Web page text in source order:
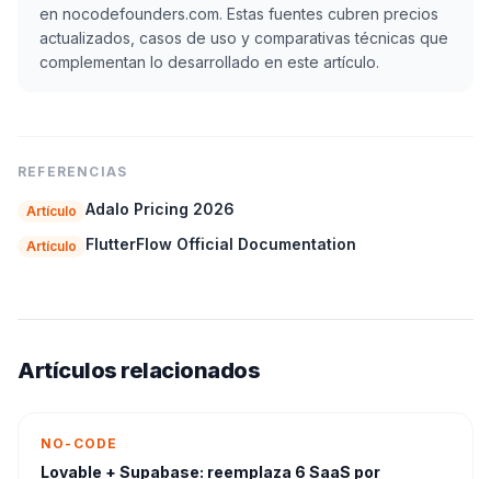
en nocodefounders.com. Estas fuentes cubren precios
actualizados, casos de uso y comparativas técnicas que
complementan lo desarrollado en este artículo.
REFERENCIAS
Artículo Adalo Pricing 2026
Artículo FlutterFlow Official Documentation
Artículos relacionados
NO-CODE
Lovable + Supabase: reemplaza 6 SaaS por